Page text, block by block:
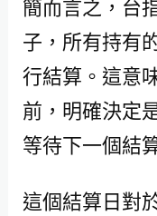
簡而言之，台
子，所有持有
行結算。這意
前，明確決定
等待下一個結
這個結算日對